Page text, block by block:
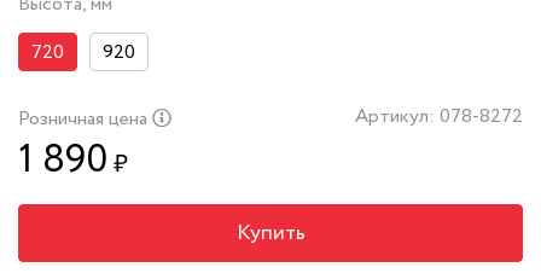
720
920
Розничная цена
1 890 ₽
Артикул: 078-8272
Купить